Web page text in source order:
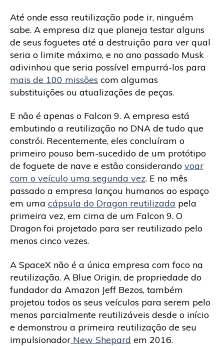
Até onde essa reutilização pode ir, ninguém
sabe. A empresa diz que planeja testar alguns
de seus foguetes até a destruição para ver qual
seria o limite máximo, e no ano passado Musk
adivinhou que seria possível empurrá-los para
mais de 100 missões com algumas
substituições ou atualizações de peças.
E não é apenas o Falcon 9. A empresa está
embutindo a reutilização no DNA de tudo que
constrói. Recentemente, eles concluíram o
primeiro pouso bem-sucedido de um protótipo
de foguete de nave e estão considerando voar
com o veículo uma segunda vez. E no mês
passado a empresa lançou humanos ao espaço
em uma cápsula do Dragon reutilizada pela
primeira vez, em cima de um Falcon 9. O
Dragon foi projetado para ser reutilizado pelo
menos cinco vezes.
A SpaceX não é a única empresa com foco na
reutilização. A Blue Origin, de propriedade do
fundador da Amazon Jeff Bezos, também
projetou todos os seus veículos para serem pelo
menos parcialmente reutilizáveis ​​desde o início
e demonstrou a primeira reutilização de seu
impulsionador New Shepard em 2016.